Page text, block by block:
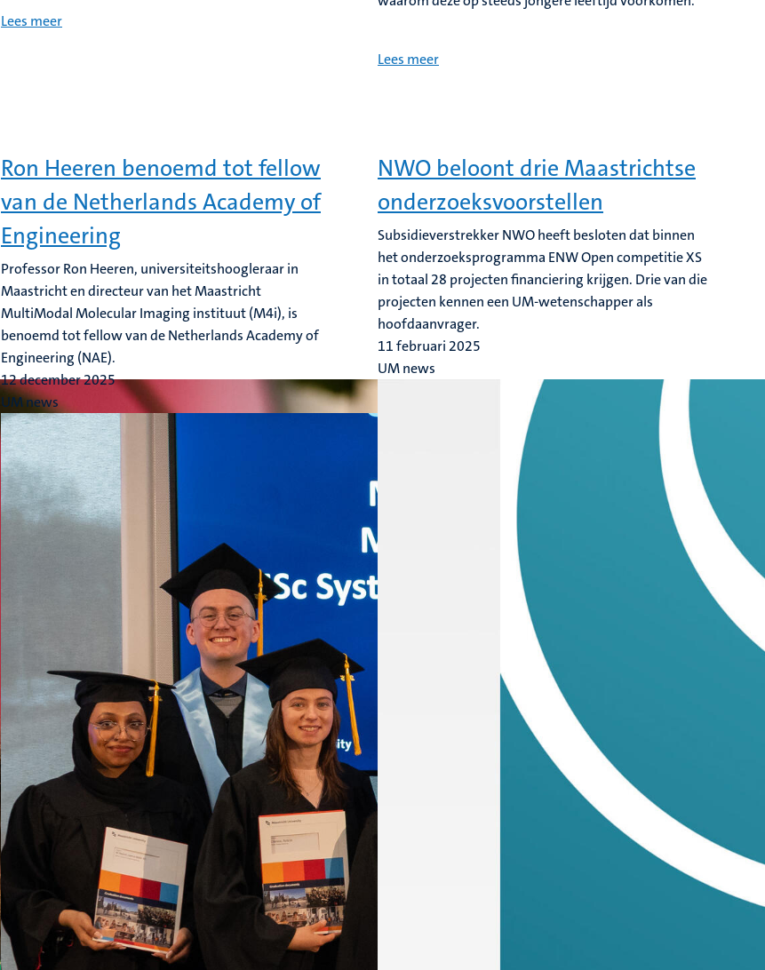
Lees meer
Lees meer
Ron Heeren benoemd tot fellow
van de Netherlands Academy of
Engineering
Professor Ron Heeren, universiteitshoogleraar in
Maastricht en directeur van het Maastricht
MultiModal Molecular Imaging instituut (M4i), is
benoemd tot fellow van de Netherlands Academy of
Engineering (NAE).
12 december 2025
UM news
NWO beloont drie Maastrichtse
onderzoeksvoorstellen
Subsidieverstrekker NWO heeft besloten dat binnen
het onderzoeksprogramma ENW Open competitie XS
in totaal 28 projecten financiering krijgen. Drie van die
projecten kennen een UM-wetenschapper als
hoofdaanvrager.
11 februari 2025
UM news